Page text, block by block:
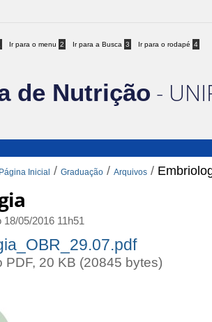
Ir para o menu 2 Ir para a Busca 3 Ir para o rodapé 4
de Nutrição -
Página Inicial /Graduação /Arquivos /
18/05/2016 11h51
20 KB (20845 bytes)